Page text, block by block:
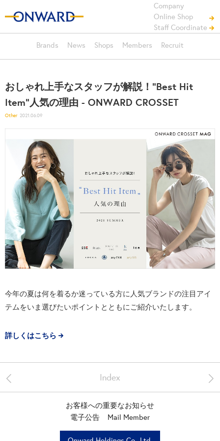
Company
Online Shop
Staff Coordinate
Brands
News Shops Members Recruit
おしゃれ上手なスタッフが解説！"Best Hit
Item"人気の理由 - ONWARD CROSSET
Other 2021.06.09
今年の夏は何を着るか迷っている方に人気ブランドの注目アイ
テムをいま選びたいポイントとともにご紹介いたします。
詳しくはこちら
< >
Index
お客様への重要なお知らせ
電子公告
Mail Member